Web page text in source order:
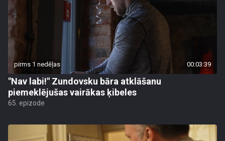
pirms 1 nedēļas 00:03:39
"Nav labi!" Zundovsku bāra atklāšanu
piemeklējušas vairākas ķibeles
65. epizode